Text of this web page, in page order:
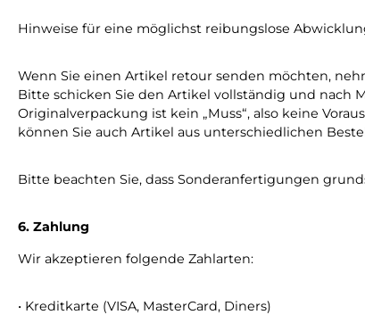
Hinweise für eine möglichst reibungslose
Wenn Sie einen Artikel retour senden möchten,
Bitte schicken Sie den Artikel vollständig und nach
Originalverpackung ist kein „Muss“, also keine
können Sie auch Artikel aus unterschiedlichen
Bitte beachten Sie, dass Sonderanfertigungen
6. Zahlung
Wir akzeptieren folgende Zahlarten:
• Kreditkarte (VISA, MasterCard, Diners)